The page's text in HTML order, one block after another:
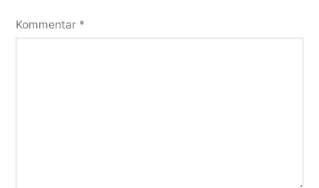
Kommentar *